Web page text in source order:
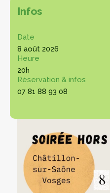
Infos
Date
8 août 2026
Heure
20h
Réservation & infos
07 81 88 93 08